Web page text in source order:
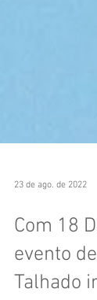
23 de ago. de 2022
Com 18